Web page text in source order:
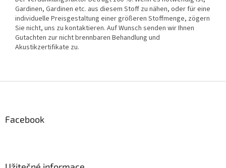
Gardinen, Gardinen etc. aus diesem Stoff zu nähen, oder für eine
individuelle Preisgestaltung einer größeren Stoffmenge, zögern
Sie nicht, uns zu kontaktieren. Auf Wunsch senden wir Ihnen
Gutachten zur nicht brennbaren Behandlung und
Akustikzertifikate zu.
Facebook